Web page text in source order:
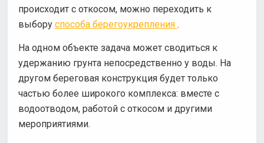
происходит с откосом, можно переходить к
выбору способа берегоукрепления .
На одном объекте задача может сводиться к
удержанию грунта непосредственно у воды. На
другом береговая конструкция будет только
частью более широкого комплекса: вместе с
водоотводом, работой с откосом и другими
мероприятиями.